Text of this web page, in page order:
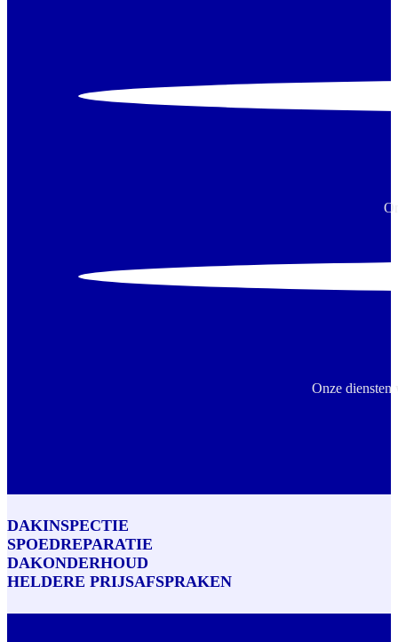
Onze diensten
DAKINSPECTIE
SPOEDREPARATIE
DAKONDERHOUD
HELDERE PRIJSAFSPRAKEN